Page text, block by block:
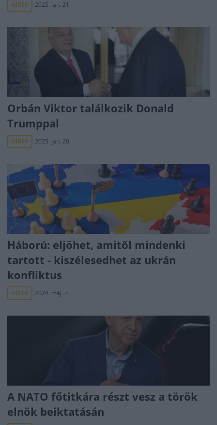
HÍREK 2025. jan. 21.
Orbán Viktor találkozik Donald
Trumppal
HÍREK 2025. jan. 20.
Háború: eljöhet, amitől mindenki
tartott - kiszélesedhet az ukrán
konfliktus
HÍREK 2024. máj. 7.
A NATO főtitkára részt vesz a török
elnök beiktatásán